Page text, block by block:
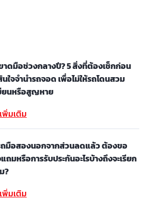
าดมือช่วงกลางปี? 5 สิ่งที่ต้องเช็กก่อน
ใจจำนำรถจอด เพื่อไม่ให้รถโดนสวม
ยนหรือสูญหาย
พิ่มเติม
มือสองนอกจากส่วนลดแล้ว ต้องขอ
ถมหรือการรับประกันอะไรบ้างถึงจะเรียก
?
พิ่มเติม